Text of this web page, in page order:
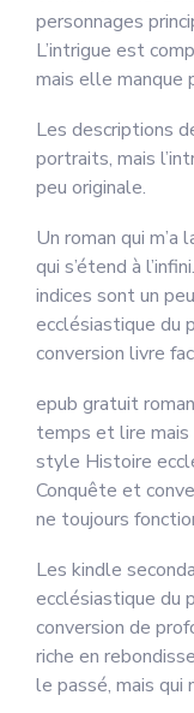
personnages
L’intrigue est
mais elle manque
Les descriptions
portraits, mais
peu originale.
Un roman qui m’a
qui s’étend à
indices sont un
ecclésiastique du
conversion livre
epub gratuit
temps et lire mais
style Histoire
Conquête et
ne toujours
Les kindle
ecclésiastique du
conversion de
riche en
le passé, mais qui